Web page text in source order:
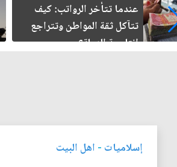
عندما تتأخر الرواتب: كيف
تتآكل ثقة المواطن وتتراجع
إنتاجية الدولة؟
إسلاميات - اهل البيت